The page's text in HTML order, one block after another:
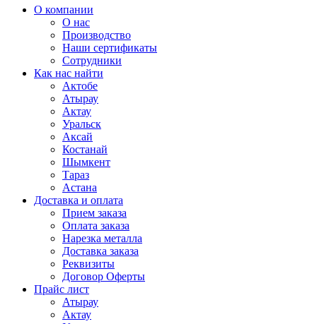
О компании
О нас
Производство
Наши сертификаты
Сотрудники
Как нас найти
Актобе
Атырау
Актау
Уральск
Аксай
Костанай
Шымкент
Тараз
Астана
Доставка и оплата
Прием заказа
Оплата заказа
Нарезка металла
Доставка заказа
Реквизиты
Договор Оферты
Прайс лист
Атырау
Актау